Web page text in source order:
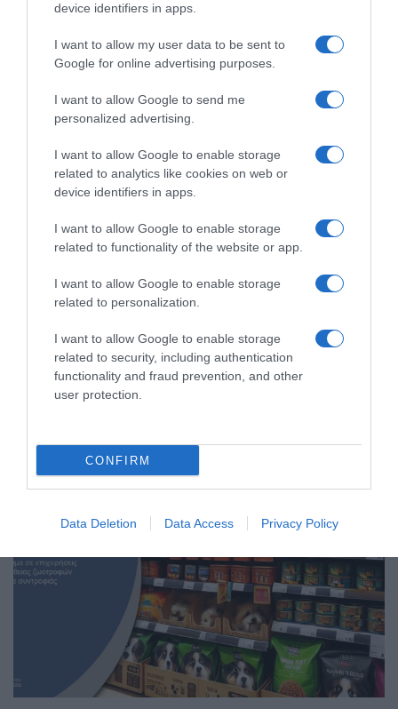
device identifiers in apps.
I want to allow my user data to be sent to
Google for online advertising purposes.
I want to allow Google to send me
personalized advertising.
I want to allow Google to enable storage
related to analytics like cookies on web or
device identifiers in apps.
I want to allow Google to enable storage
related to functionality of the website or app.
I want to allow Google to enable storage
related to personalization.
I want to allow Google to enable storage
related to security, including authentication
functionality and fraud prevention, and other
user protection.
CONFIRM
Data Deletion Data Access Privacy Policy
“Τσουχτερό” το πρόστιμο για τους
νέο νομοσχέδιο
Αυξάνεται κατά σχεδόν 30 ευρώ το ποσό